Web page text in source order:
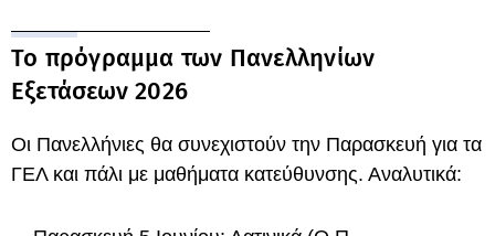
Το πρόγραμμα των Πανελληνίων
Εξετάσεων 2026
Οι Πανελλήνιες θα συνεχιστούν την Παρασκευή για τα
ΓΕΛ και πάλι με μαθήματα κατεύθυνσης. Αναλυτικά: